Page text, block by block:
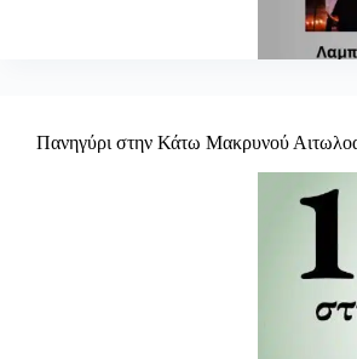
Πανηγύρι στην Κάτω Μακρυνού